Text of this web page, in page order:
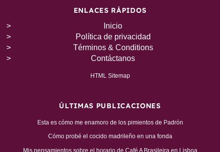
ENLACES RÁPIDOS
Inicio
Política de privacidad
Términos & Conditions
Contáctanos
HTML Sitemap
ÚLTIMAS PUBLICACIONES
Esta es cómo me enamoro de los pimientos de Padrón
Cómo probé el cocido madrileño en una fonda
Mis pensamientos sobre el horario de Café A Brasileira en Lisboa